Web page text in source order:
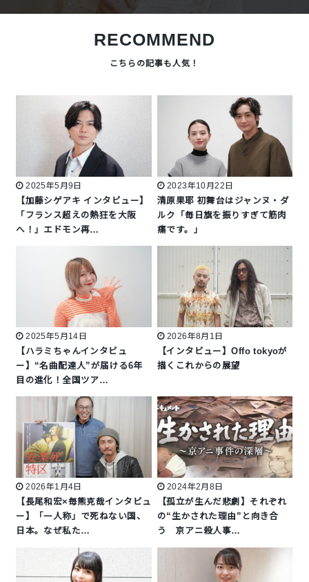
RECOMMEND
2025年5月9日
【加藤シゲアキ インタビュー】
「フランス超えの熱狂を大阪
へ！」エドモン再…
2023年10月22日
清原果耶 初舞台はジャンヌ・ダ
ルク「毎日旗を振りすぎて筋肉
痛です。」
2025年5月14日
【ハラミちゃんインタビュ
ー】“名曲配達人”が届ける6年
目の進化！全国ツア…
2026年8月1日
【インタビュー】Offo tokyoが
描くこれからの展望
2026年1月4日
【長尾和宏×毎熊克哉インタビュ
ー】「一人称」で死ねない国、
日本。なぜ私た…
2024年2月8日
【孤立が生んだ悲劇】それぞれ
の“生かされた理由”と向き合
う 京アニ殺人事…